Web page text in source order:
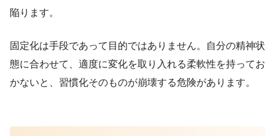
陥ります。
固定化は手段であって目的ではありません。自分の精神状
態に合わせて、適度に変化を取り入れる柔軟性を持ってお
かないと、習慣化そのものが崩壊する危険があります。